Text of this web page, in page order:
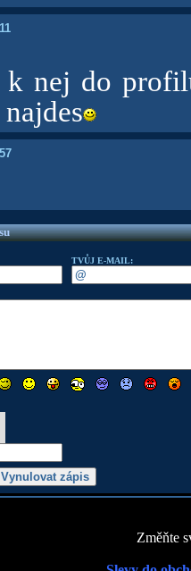
k nej do
TVŮJ E-MAIL:
Změňte